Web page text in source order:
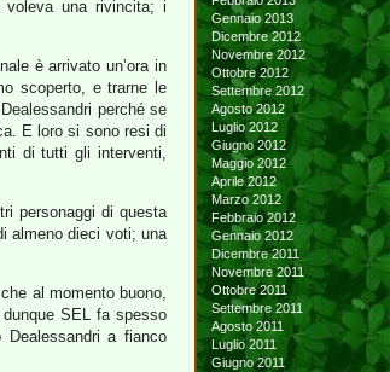
voleva una rivincita; i
è arrivato un’ora in
scoperto, e trarne le
perché se
E loro si sono resi di
di tutti gli interventi,
personaggi di questa
almeno dieci voti; una
al momento buono,
SEL fa spesso
a fianco
Gennaio 2013
Dicembre 2012
Novembre 2012
Ottobre 2012
Settembre 2012
Agosto 2012
Luglio 2012
Giugno 2012
Maggio 2012
Aprile 2012
Marzo 2012
Febbraio 2012
Gennaio 2012
Dicembre 2011
Novembre 2011
Ottobre 2011
Settembre 2011
Agosto 2011
Luglio 2011
Giugno 2011